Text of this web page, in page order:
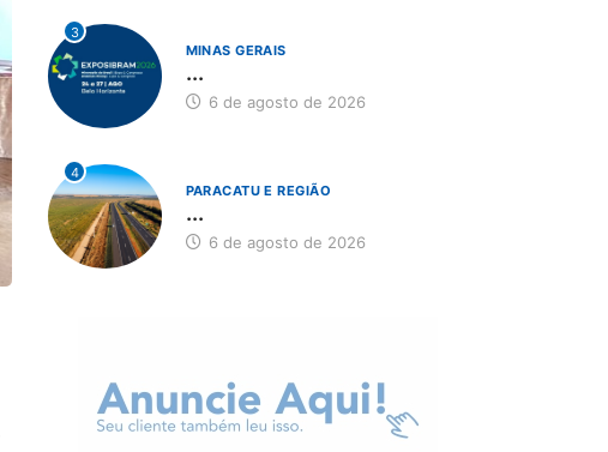
3
MINAS GERAIS
...
6 de agosto de 2026
4
PARACATU E REGIÃO
...
6 de agosto de 2026